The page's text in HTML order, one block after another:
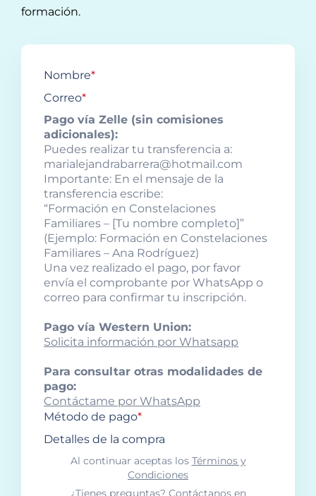
formación.
Nombre*
Correo*
Pago vía Zelle (sin comisiones
adicionales):
Puedes realizar tu transferencia a:
marialejandrabarrera@hotmail.com
Importante: En el mensaje de la
transferencia escribe:
“Formación en Constelaciones
Familiares – [Tu nombre completo]”
(Ejemplo: Formación en Constelaciones
Familiares – Ana Rodríguez)
Una vez realizado el pago, por favor
envía el comprobante por WhatsApp o
correo para confirmar tu inscripción.
Pago vía Western Union:
Solicita información por Whatsapp
Para consultar otras modalidades de
pago:
Contáctame por WhatsApp
Método de pago*
Detalles de la compra
Al continuar aceptas los Términos y
Condiciones
¿Tienes preguntas? Contáctanos en